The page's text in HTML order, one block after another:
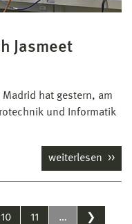
Jasmeet
hat gestern, am
und Informatik
weiterlesen
10 11 … ❯